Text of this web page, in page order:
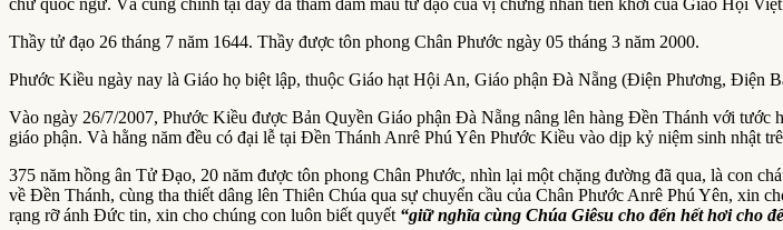
Thầy tử đạo 26 tháng 7 năm 1644. Thầy được tôn phong Chân Phước ngày 05 tháng 3 năm 2000.
Phước Kiều ngày nay là Giáo họ biệt lập, thuộc Giáo hạt Hội An, Giáo phận Đà Nẵng (Điện Phương, Điện
Vào ngày 26/7/2007, Phước Kiều được Bản Quyền Giáo phận Đà Nẵng nâng lên hàng Đền Thánh với
giáo phận. Và hằng năm đều có đại lễ tại Đền Thánh Anrê Phú Yên Phước Kiều vào dịp kỷ niệm sinh nhật
375 năm hồng ân Tử Đạo, 20 năm được tôn phong Chân Phước, nhìn lại một chặng đường đã qua, là con
về Đền Thánh, cùng tha thiết dâng lên Thiên Chúa qua sự chuyển cầu của Chân Phước Anrê Phú Yên, xin
rạng rỡ ánh Đức tin, xin cho chúng con luôn biết quyết “giữ nghĩa cùng Chúa Giêsu cho đến hết hơi cho